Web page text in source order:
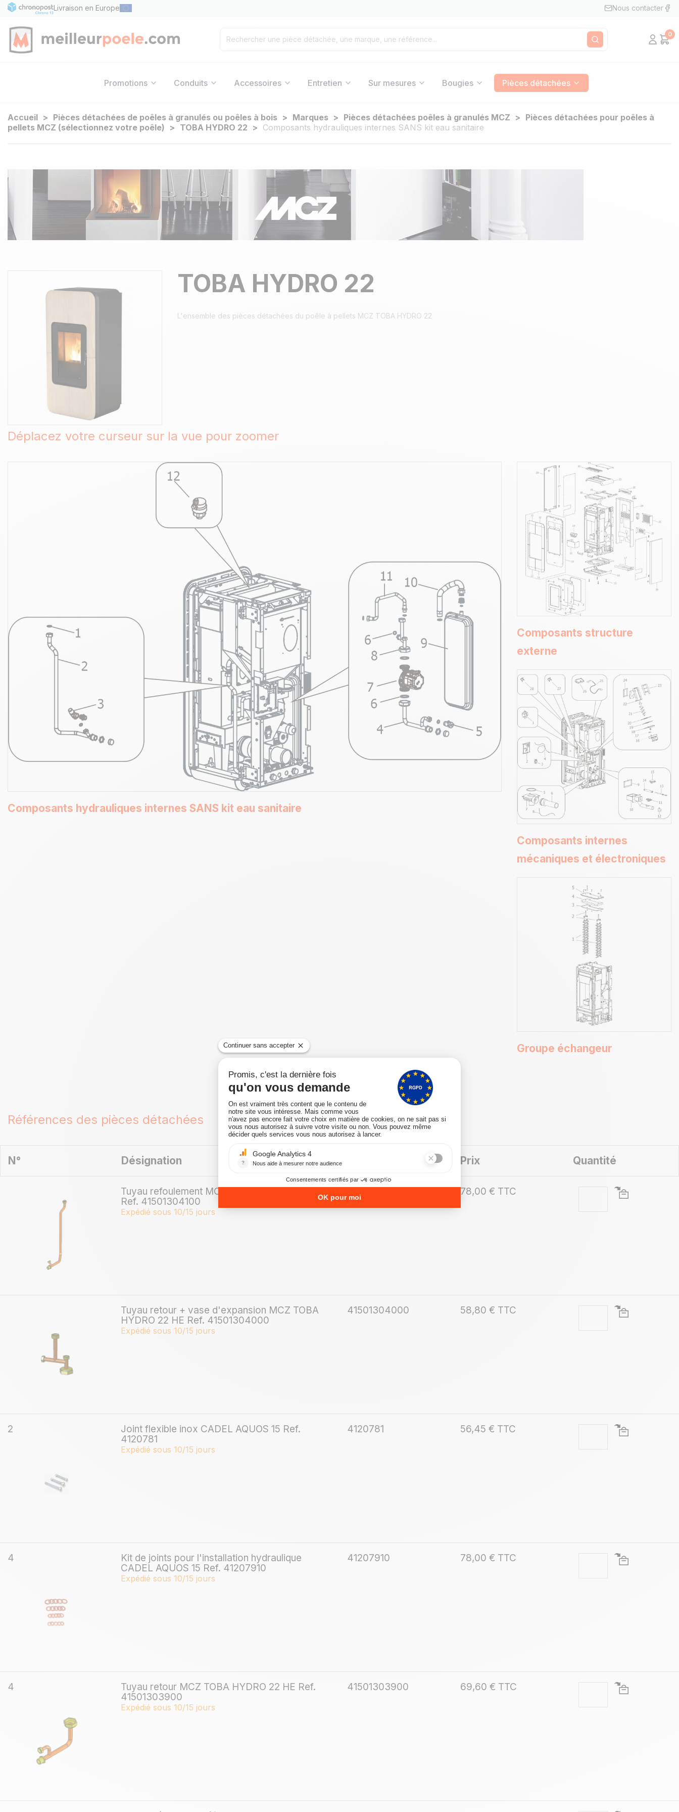
Livraison en Europe Nous contacter
Rechercher Mon
0
Promotions Conduits Accessoires Entretien Sur mesures Bougies Pièces détachées
Accueil Pièces détachées de poêles à granulés ou poêles à bois Marques Pièces détachées poêles à granulés MCZ
Pièces détachées pour poêles à
pellets MCZ (sélectionnez votre poêle)
TOBA HYDRO 22 Composants hydrauliques internes SANS kit eau sanitaire
TOBA HYDRO 22
L'ensemble des pièces détachées du poêle à pellets MCZ TOBA HYDRO 22
Déplacez votre curseur sur la vue pour zoomer
Composants hydrauliques internes SANS kit eau sanitaire
Composants structure
externe
Composants internes
mécaniques et électroniques
Groupe échangeur
Références des pièces détachées
N° Désignation Prix Quantité
Tuyau refoulement MCZ TOBA HYDRO 22 HE
Ref. 41501304100
Expédié sous 10/15 jours
78,00 € TTC
Tuyau retour + vase d'expansion MCZ TOBA
HYDRO 22 HE Ref. 41501304000
Expédié sous 10/15 jours
41501304000 58,80 € TTC
2
Joint flexible inox CADEL AQUOS 15 Ref.
4120781
Expédié sous 10/15 jours
4120781 56,45 € TTC
4
Kit de joints pour l'installation hydraulique
CADEL AQUOS 15 Ref. 41207910
Expédié sous 10/15 jours
41207910 78,00 € TTC
4
Tuyau retour MCZ TOBA HYDRO 22 HE Ref.
41501303900
Expédié sous 10/15 jours
41501303900 69,60 € TTC